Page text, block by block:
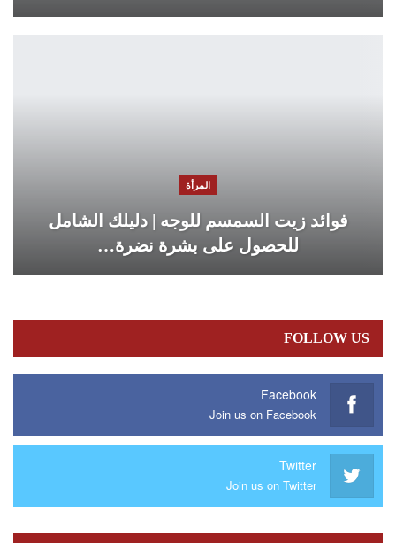
المرأة
فوائد زيت السمسم للوجه | دليلك الشامل
للحصول على بشرة نضرة…
FOLLOW US
Facebook
Join us on Facebook
Twitter
Join us on Twitter